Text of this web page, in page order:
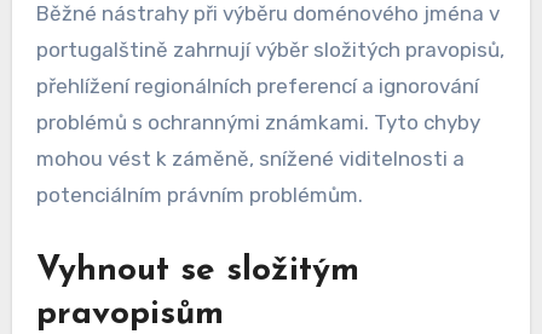
Běžné nástrahy při výběru doménového jména v
portugalštině zahrnují výběr složitých pravopisů,
přehlížení regionálních preferencí a ignorování
problémů s ochrannými známkami. Tyto chyby
mohou vést k záměně, snížené viditelnosti a
potenciálním právním problémům.
Vyhnout se složitým
pravopisům